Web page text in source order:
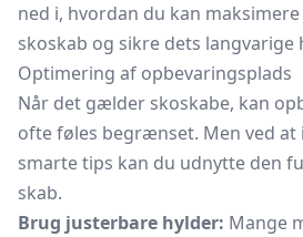
ned i, hvordan du kan
skoskab og sikre dets langvarige
Optimering af opbevaringsplads
Når det gælder skoskabe, kan
ofte føles begrænset. Men ved
smarte tips kan du udnytte den
skab.
Brug justerbare hylder: Mange